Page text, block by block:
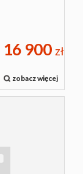
16 900 zł
zobacz więcej